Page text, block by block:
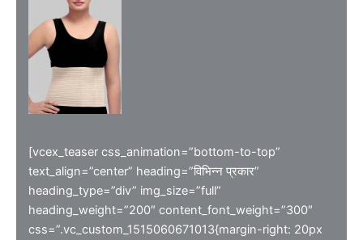
[vcex_teaser css_animation=”bottom-to-top”
text_align=”center” heading=”विभिन्न प्रकार”
heading_type=”div” img_size=”full”
heading_weight=”200″ content_font_weight=”300″
css=”.vc_custom_1515060671013{margin-right: 20px